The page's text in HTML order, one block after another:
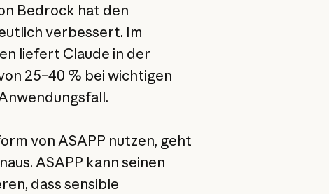
Bedrock hat den
verbessert. Im
liefert Claude in der
25–40 % bei wichtigen
von ASAPP nutzen, geht
ASAPP kann seinen
dass sensible